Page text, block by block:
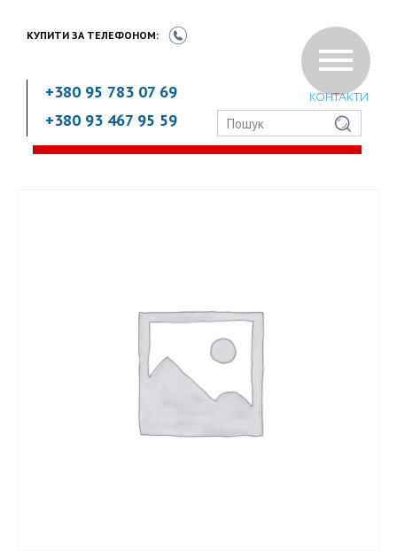
КУПИТИ ЗА ТЕЛЕФОНОМ:
+380 95 783 07 69
+380 93 467 95 59
КОНТАКТИ